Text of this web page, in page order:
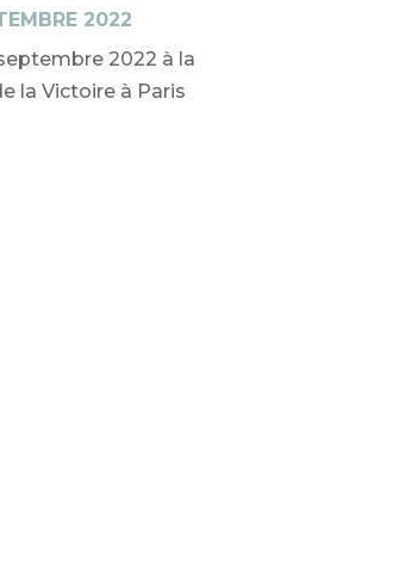
2022
2022 à la
la Victoire à Paris